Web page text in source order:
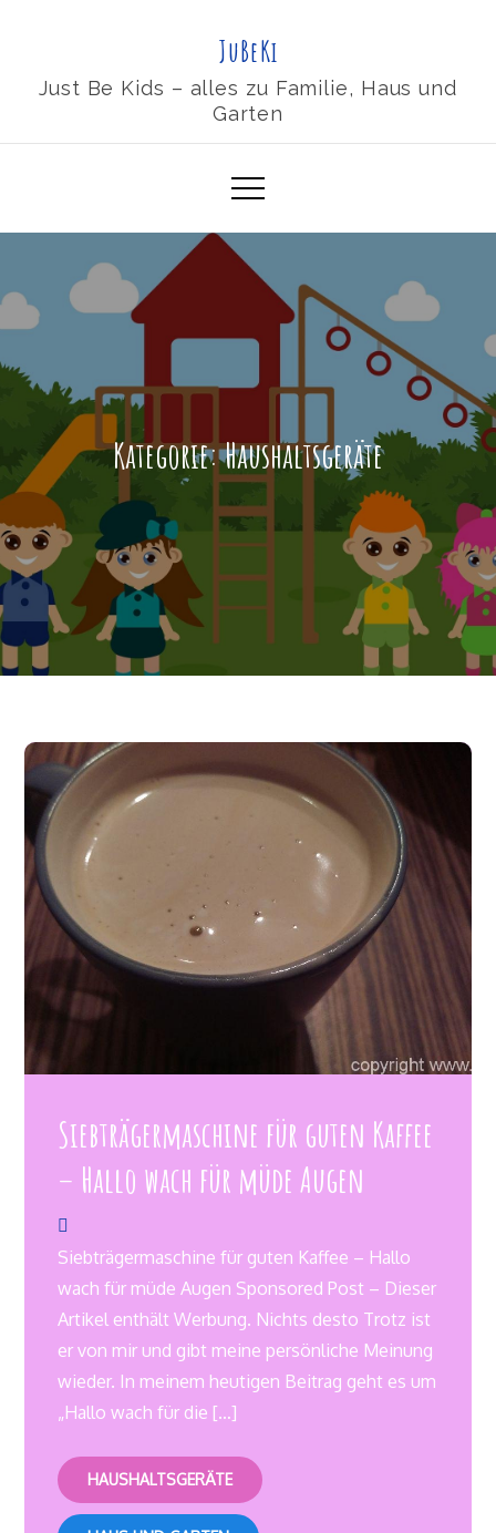
content
JuBeKi
Just Be Kids – alles zu Familie, Haus und
Garten
Kategorie:Haushaltsgeräte
Siebträgermaschine für guten Kaffee
– Hallo wach für müde Augen
Siebträgermaschine für guten Kaffee – Hallo
wach für müde Augen Sponsored Post – Dieser
Artikel enthält Werbung. Nichts desto Trotz ist
er von mir und gibt meine persönliche Meinung
wieder. In meinem heutigen Beitrag geht es um
„Hallo wach für die […]
HAUSHALTSGERÄTE